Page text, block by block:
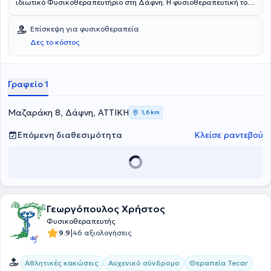
ιδιωτικό Φυσικοθεραπευτήριο στη Δάφνη. Η φυσιοθεραπευτική του
εμπειρία στο χώρο της υγείας. Κύριο μέλημά του είναι η άμεση
αποκατάσταση και η ευεξία του ασθενούς.
Επίσκεψη για φυσικοθεραπεία
Δες το κόστος
Γραφείο 1
Μαζαράκη 8, Δάφνη, ΑΤΤΙΚΗ 1,6 km
Επόμενη διαθεσιμότητα Κλείσε ραντεβού
Γεωργόπουλος Χρήστος
Φυσικοθεραπευτής
9.9|46 αξιολογήσεις
Αθλητικές κακώσεις Αυχενικό σύνδρομο
Θεραπεία Tecar